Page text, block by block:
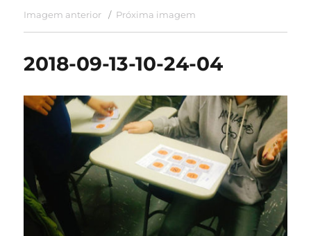
Imagem anterior Próxima imagem
2018-09-13-10-24-04